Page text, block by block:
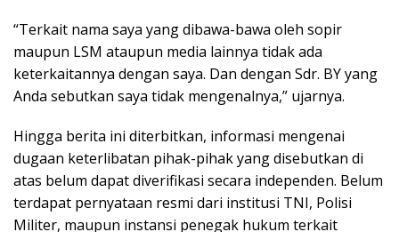
“Terkait nama saya yang dibawa-bawa oleh sopir
maupun LSM ataupun media lainnya tidak ada
keterkaitannya dengan saya. Dan dengan Sdr. BY yang
Anda sebutkan saya tidak mengenalnya,” ujarnya.
Hingga berita ini diterbitkan, informasi mengenai
dugaan keterlibatan pihak-pihak yang disebutkan di
atas belum dapat diverifikasi secara independen. Belum
terdapat pernyataan resmi dari institusi TNI, Polisi
Militer, maupun instansi penegak hukum terkait